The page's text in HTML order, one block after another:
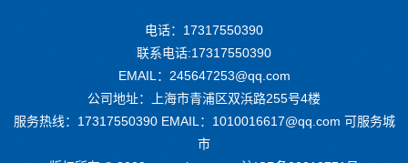
电话：17317550390
联系电话:17317550390
EMAIL：245647253@qq.com
公司地址：上海市青浦区双浜路255号4楼
服务热线：17317550390 EMAIL：1010016617@qq.com 可服务城
市